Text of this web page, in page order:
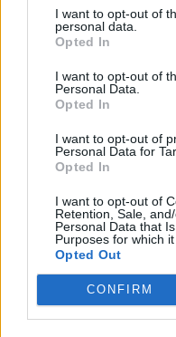
I want to opt-out of
personal data.
Opted In
I want to opt-out of
Personal Data.
Opted In
I want to opt-out of
Personal Data for
Opted In
I want to opt-out of
Retention, Sale,
Personal Data that
Purposes for which it
Opted Out
CONFIRM